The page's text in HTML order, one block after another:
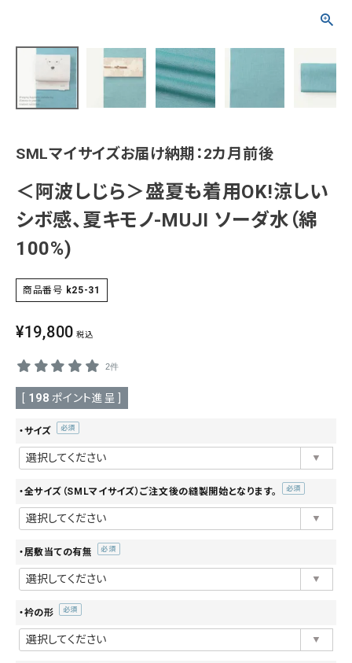
正絹 木綿・麻 ポリエステル その他
価格から探す
20,000-30,000円 30,000円以上
新作・キャンペーン
SALE
キモノ読ミモノ
ABOUT
INFORMATION
SMLマイサイズお届け納期：2カ月前後
＜阿波しじら＞盛夏も着用OK!涼しい
シボ感、夏キモノ-MUJI ソーダ水（綿
100%)
商品番号 k25-31
¥19,800 税込
2件
198 ポイント進呈 ]
・サイズ
須)
・全サイズ（SMLマイサイズ）ご注文後の縫製開始となります。
・居敷当ての有無
須)
・衿の形
須)